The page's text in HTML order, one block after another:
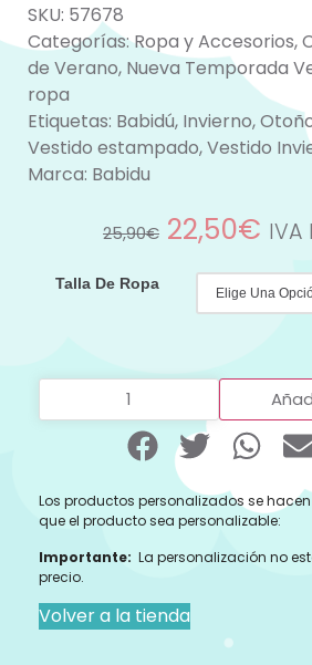
SKU: 57678
Categorías:Ropa y Accesorios,
de Verano, Nueva Temporada
ropa
Etiquetas: Babidú, Invierno,
Vestido estampado,Vestido
Marca: Babidu
25,90€ 22,50€
Talla De Ropa
Los productos personalizados se
que el producto sea personalizable:
Importante: La personalización no
precio.
Volver a la tienda